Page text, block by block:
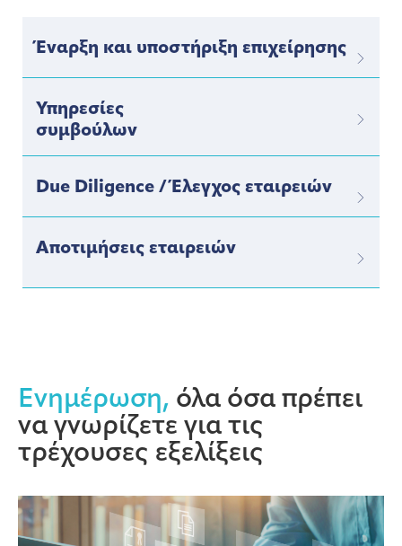
Έναρξη και υποστήριξη επιχείρησης
Υπηρεσίες
συμβούλων
Due Diligence / Έλεγχος εταιρειών
Αποτιμήσεις εταιρειών
Ενημέρωση, όλα όσα πρέπει
να γνωρίζετε για τις
τρέχουσες εξελίξεις